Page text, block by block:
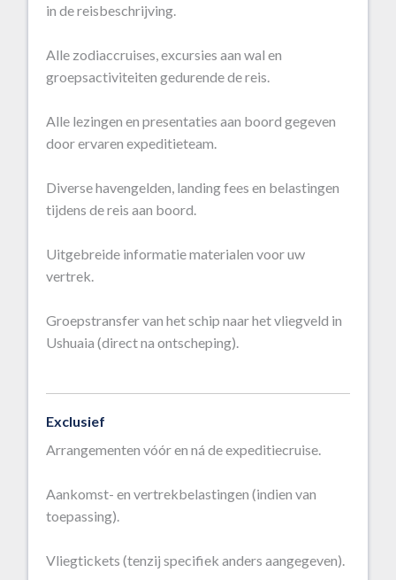
in de reisbeschrijving.
Alle zodiaccruises, excursies aan wal en
groepsactiviteiten gedurende de reis.
Alle lezingen en presentaties aan boord gegeven
door ervaren expeditieteam.
Diverse havengelden, landing fees en belastingen
tijdens de reis aan boord.
Uitgebreide informatie materialen voor uw
vertrek.
Groepstransfer van het schip naar het vliegveld in
Ushuaia (direct na ontscheping).
Exclusief
Arrangementen vóór en ná de expeditiecruise.
Aankomst- en vertrekbelastingen (indien van
toepassing).
Vliegtickets (tenzij specifiek anders aangegeven).